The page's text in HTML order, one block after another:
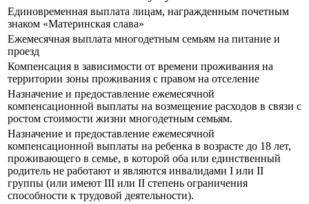
Единовременная выплата лицам, награжденным почетным
знаком «Материнская слава»
Ежемесячная выплата многодетным семьям на питание и
проезд
Компенсация в зависимости от времени проживания на
территории зоны проживания с правом на отселение
Назначение и предоставление ежемесячной
компенсационной выплаты на возмещение расходов в связи с
ростом стоимости жизни многодетным семьям.
Назначение и предоставление ежемесячной
компенсационной выплаты на ребенка в возрасте до 18 лет,
проживающего в семье, в которой оба или единственный
родитель не работают и являются инвалидами I или II
группы (или имеют III или II степень ограничения
способности к трудовой деятельности).